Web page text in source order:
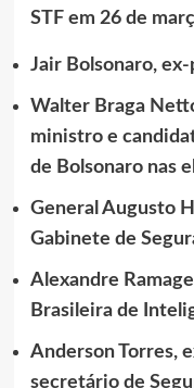
STF em 26 de
Jair Bolsonaro,
Walter Braga
ministro e
de Bolsonaro nas
General Augusto
Gabinete de
Alexandre
Brasileira de
Anderson Torres,
secretário de